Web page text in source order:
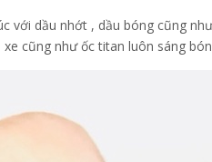
với dầu nhớt , dầu bóng cũng
cũng như ốc titan luôn sáng